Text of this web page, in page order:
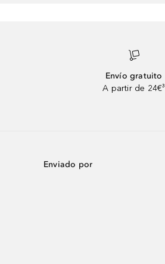
Envío gratuito
A partir de 24€³
Enviado por